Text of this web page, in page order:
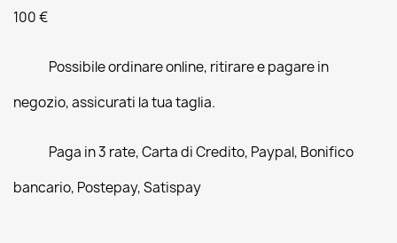
100 €
Possibile ordinare online, ritirare e pagare in
negozio, assicurati la tua taglia.
Paga in 3 rate, Carta di Credito, Paypal, Bonifico
bancario, Postepay, Satispay